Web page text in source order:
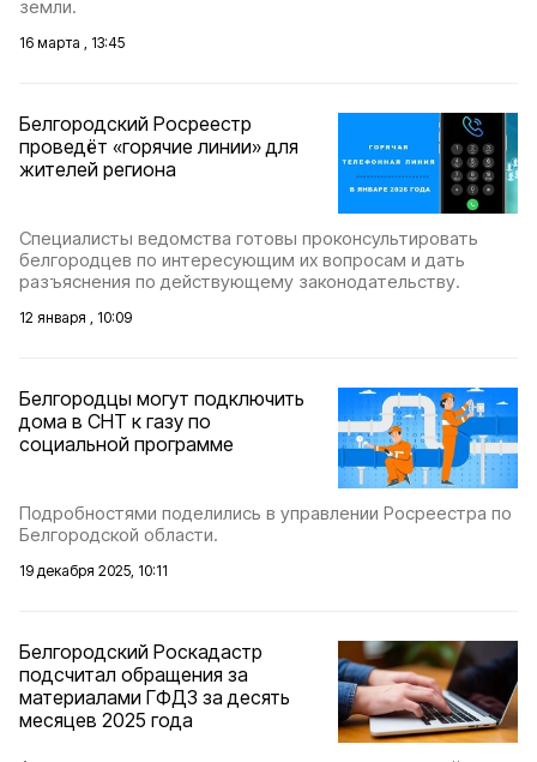
земли.
16 марта , 13:45
Белгородский Росреестр
проведёт «горячие линии» для
жителей региона
Специалисты ведомства готовы проконсультировать
белгородцев по интересующим их вопросам и дать
разъяснения по действующему законодательству.
12 января , 10:09
Белгородцы могут подключить
дома в СНТ к газу по
социальной программе
Подробностями поделились в управлении Росреестра по
Белгородской области.
19 декабря 2025, 10:11
Белгородский Роскадастр
подсчитал обращения за
материалами ГФДЗ за десять
месяцев 2025 года